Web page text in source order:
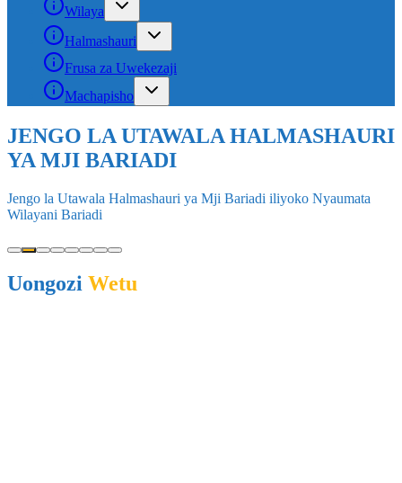
Wilaya
Halmashauri
Frusa za Uwekezaji
Machapisho
JENGO LA UTAWALA HALMASHAURI
YA WILAYA YA BARIADI
Makao makuu ya Halmashauri ya Wilaya ya Bariadi Dutwa Mkoani
Simiyu
Uongozi Wetu